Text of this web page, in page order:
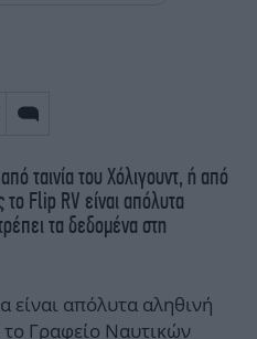
ταινία του Χόλιγουντ, ή από
Flip RV είναι απόλυτα
τα δεδομένα στη
απόλυτα αληθινή
το Γραφείο Ναυτικών